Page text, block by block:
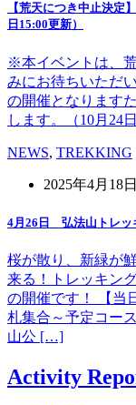
【荒天につき中止決定
日15:00更新）
※本イベントは、
みにお待ちいただ
の開催となります
します。（10月24
NEWS, TREKKING
2025年4月18日
4月26日 弘法山トレッ
桜が散り、新緑が
来る！トレッキン
の開催です！ 【当
札集合～予定コ
山公 […]
Activity